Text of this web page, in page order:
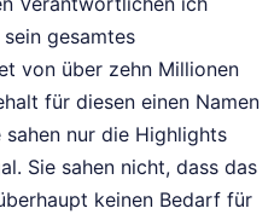
gesamtes
von über zehn Millionen
für diesen einen Namen
nur die Highlights
Sie sahen nicht, dass das
keinen Bedarf für